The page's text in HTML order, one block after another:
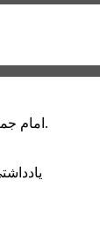
امام جمعه شهرستان ساوجبلاغ اظهارداشت : اربعین امسال سراسر حماسه خونخواهی و مرگ بر آمریکا و اسرائیل بود.